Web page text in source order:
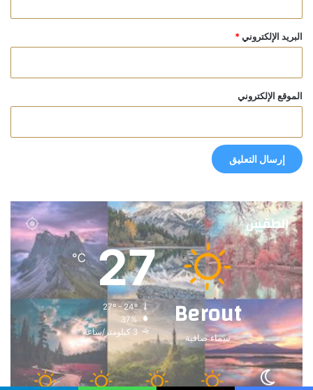
البريد الإلكتروني *
الموقع الإلكتروني
الطقس
Berout
سماء صافية
27
℃
27º - 24º
37%
3 كيلومتر/ساعة